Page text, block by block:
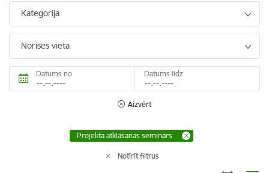
Kategorija
Norises vieta
Datums no Datums līdz
Aizvērt
Projekta atklāšanas seminārs
Notīrīt filtrus